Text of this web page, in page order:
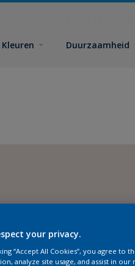
Kleuren Duurzaamheid
your privacy.
“Accept All Cookies”, you agree
analyze site usage, and assist in